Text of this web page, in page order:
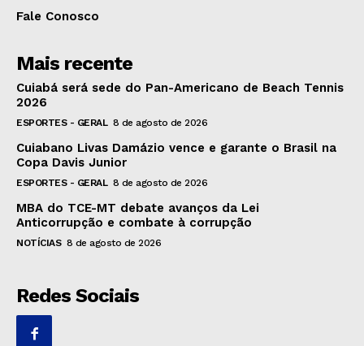
Fale Conosco
Mais recente
Cuiabá será sede do Pan-Americano de Beach Tennis
2026
ESPORTES - GERAL 8 de agosto de 2026
Cuiabano Livas Damázio vence e garante o Brasil na
Copa Davis Junior
ESPORTES - GERAL 8 de agosto de 2026
MBA do TCE-MT debate avanços da Lei
Anticorrupção e combate à corrupção
NOTÍCIAS 8 de agosto de 2026
Redes Sociais